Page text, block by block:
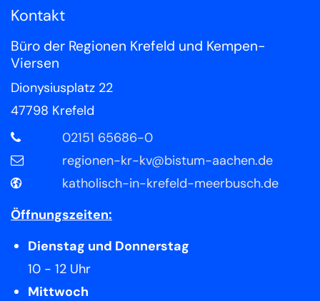
Kontakt
Büro der Regionen Krefeld und Kempen-
Viersen
Dionysiusplatz 22
47798 Krefeld
02151 65686-0
regionen-kr-kv@bistum-aachen.de
katholisch-in-krefeld-meerbusch.de
Öffnungszeiten:
Dienstag und Donnerstag
10 - 12 Uhr
Mittwoch